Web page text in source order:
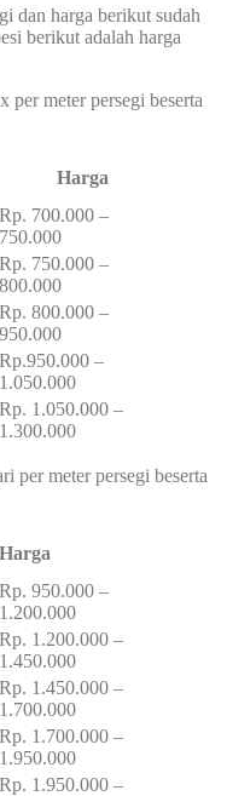
dan harga berikut sudah
berikut adalah harga
meter persegi beserta
Harga
Rp. 700.000 –
750.000
Rp. 750.000 –
800.000
Rp. 800.000 –
950.000
Rp.950.000 –
1.050.000
Rp. 1.050.000 –
1.300.000
per meter persegi beserta
Harga
Rp. 950.000 –
1.200.000
Rp. 1.200.000 –
1.450.000
Rp. 1.450.000 –
1.700.000
Rp. 1.700.000 –
1.950.000
Rp. 1.950.000 –